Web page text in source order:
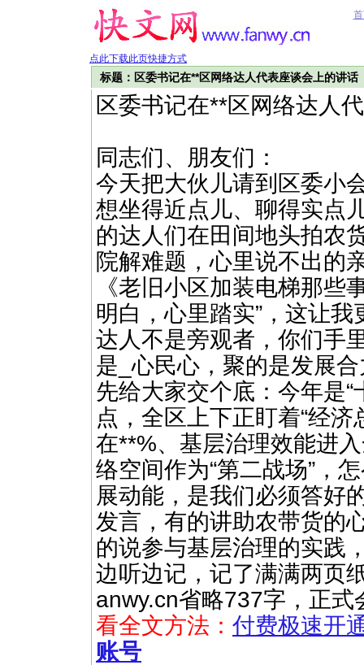
点此下载此页快捷方式
标题：区委书记在**区网络达人代表座谈会上的讲话
区委书记在**区网络达人
同志们、朋友们：
今天把大伙儿请到区委小
想坐得近点儿、聊得实点
的达人们在田间地头拍农
院解难题，心里说不出的
《老旧小区加装电梯那些
明白，心里踏实”，这让
达人不是旁观者，你们手
是_心民心，聚的是发展
先给大家交个底：今年是
点，全区上下正盯着“经
在**%、基层治理效能进
络空间作为“第二战场”，
展动能，是我们必须答好
发言，有的讲助农带货的
的说参与基层治理的实践
边听边记，记了满满两
anwy.cn省略737字，正
看全文方法： 付费极速开
账号